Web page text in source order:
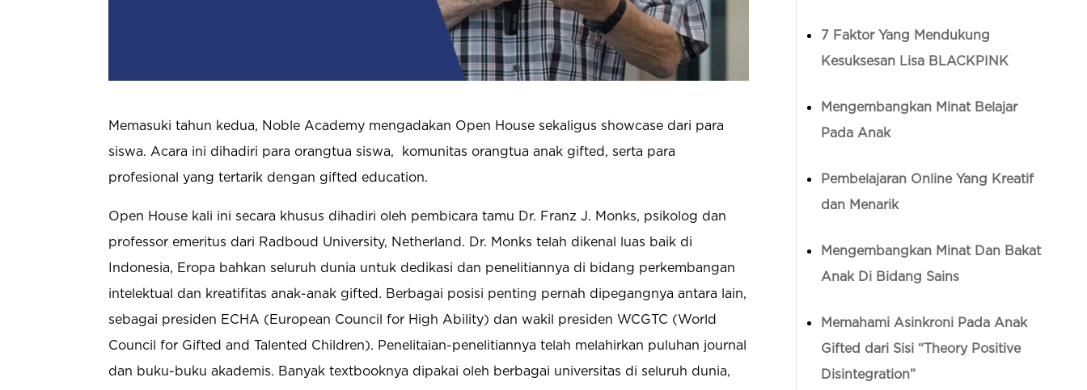
Memasuki tahun kedua, Noble Academy mengadakan Open House sekaligus showcase dari para
siswa. Acara ini dihadiri para orangtua siswa,
komunitas orangtua anak gifted, serta para
profesional yang tertarik dengan gifted education.
Open House kali ini secara khusus dihadiri oleh pembicara tamu Dr. Franz J. Monks, psikolog dan
professor emeritus dari Radboud University, Netherland. Dr. Monks telah dikenal luas baik di
Indonesia, Eropa bahkan seluruh dunia untuk dedikasi dan penelitiannya di bidang perkembangan
intelektual dan kreatifitas anak-anak gifted. Berbagai posisi penting pernah dipegangnya antara lain,
sebagai presiden ECHA (European Council for High Ability) dan wakil presiden WCGTC (World
Council for Gifted and Talented Children). Penelitaian-penelitiannya telah melahirkan puluhan journal
dan buku-buku akademis. Banyak textbooknya dipakai oleh berbagai universitas di seluruh dunia,
7 Faktor Yang Mendukung
Kesuksesan Lisa BLACKPINK
Mengembangkan Minat Belajar
Pada Anak
Pembelajaran Online Yang Kreatif
dan Menarik
Mengembangkan Minat Dan Bakat
Anak Di Bidang Sains
Memahami Asinkroni Pada Anak
Gifted dari Sisi “Theory Positive
Disintegration”